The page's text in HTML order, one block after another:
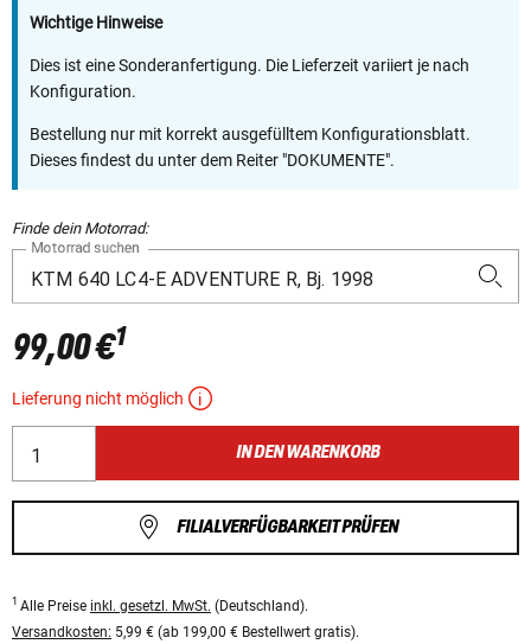
Wichtige Hinweise
Dies ist eine Sonderanfertigung. Die Lieferzeit variiert je nach
Konfiguration.
Bestellung nur mit korrekt ausgefülltem Konfigurationsblatt.
Dieses findest du unter dem Reiter "DOKUMENTE".
Finde dein Motorrad:
Motorrad suchen
99,00 €1
Lieferung nicht möglich
IN DEN WARENKORB
FILIALVERFÜGBARKEIT PRÜFEN
1 Alle Preise inkl. gesetzl. MwSt. (Deutschland).
Versandkosten: 5,99 € (ab 199,00 € Bestellwert gratis).